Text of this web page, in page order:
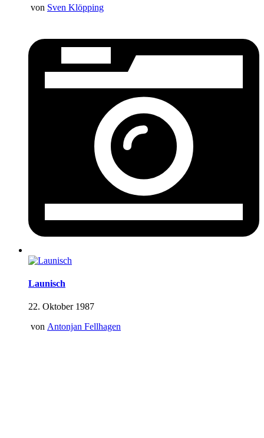
von Sven Klöpping
Launisch
22. Oktober 1987
von Antonjan Fellhagen